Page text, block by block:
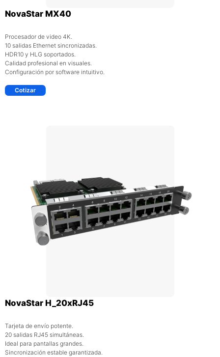
NovaStar MX40
Procesador de video 4K.
10 salidas Ethernet sincronizadas.
HDR10 y HLG soportados.
Calidad profesional en visuales.
Configuración por software intuitivo.
Cotizar
NovaStar H_20xRJ45
Tarjeta de envío potente.
20 salidas RJ45 simultáneas.
Ideal para pantallas grandes.
Sincronización estable garantizada.